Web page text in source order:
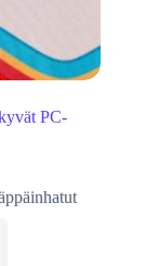
PC-